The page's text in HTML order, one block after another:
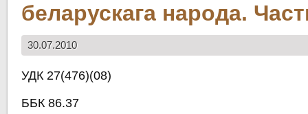
беларускага народа.
30.07.2010
УДК 27(476)(08)
ББК 86.37